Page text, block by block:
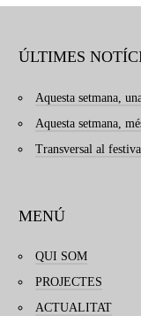
ÚLTIMES
Aquesta setmana,
Aquesta setmana,
Transversal al
MENÚ
QUI SOM
PROJECTES
ACTUALITAT